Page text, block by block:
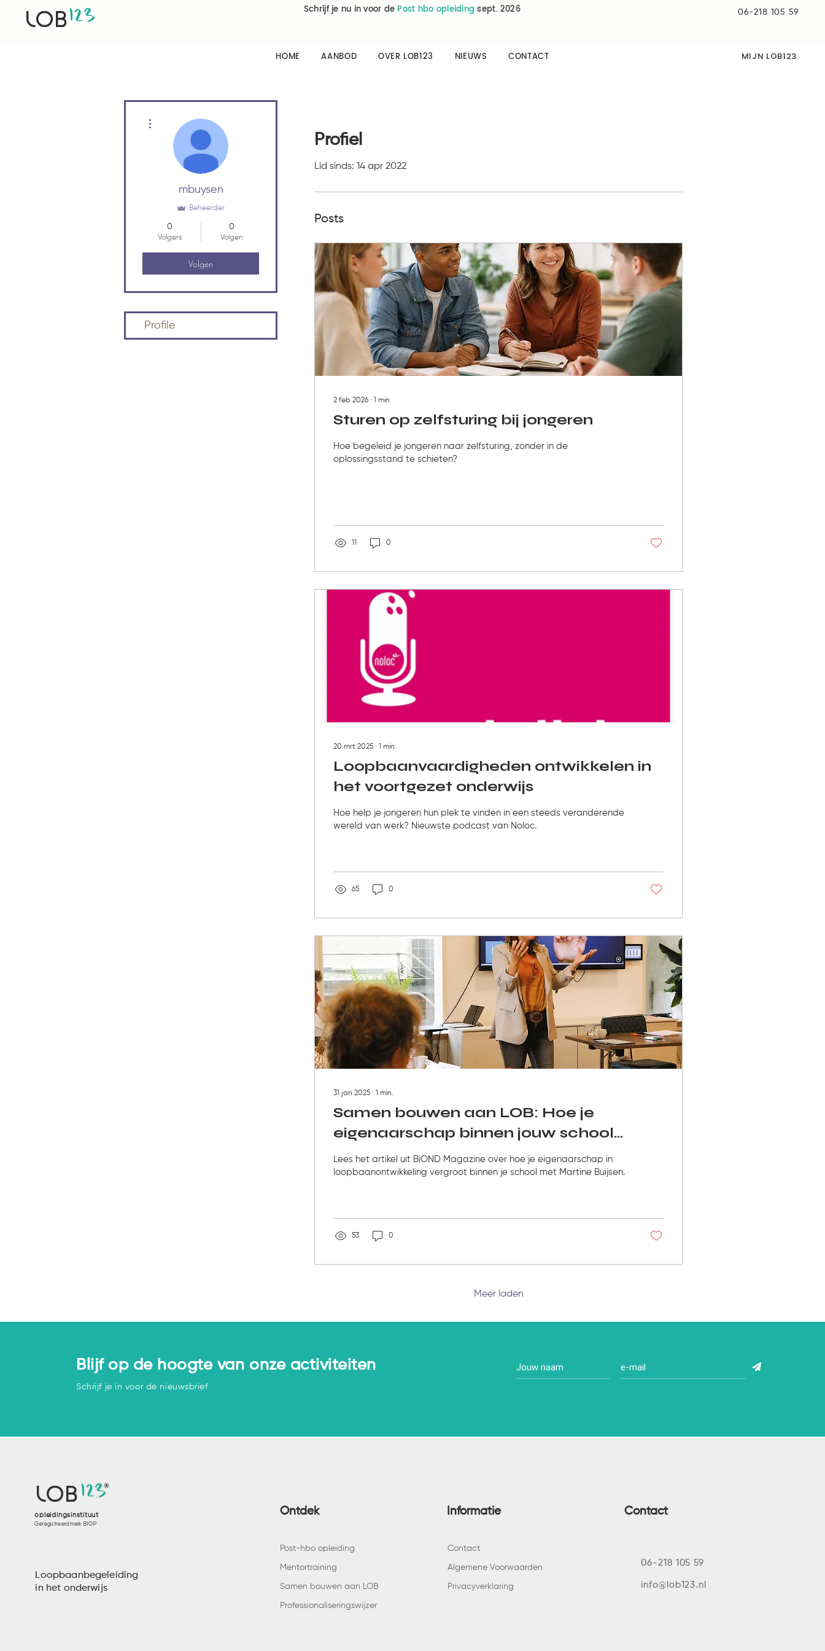
12
LOB 3 Schrijf je nu in voor de Post hbo opleiding sept. 2026 06-218 105 59
HOME AANBOD OVER LOB123 NIEUWS CONTACT MIJN LOB123
Profiel
Lid sinds: 14 apr 2022
Posts
2 feb 2026 ∙ 1 min.
Sturen op zelfsturing bij jongeren
Hoe begeleid je jongeren naar zelfsturing, zonder in de
oplossingsstand te schieten?
11 0
20 mrt 2025 ∙ 1 min.
Loopbaanvaardigheden ontwikkelen in
het voortgezet onderwijs
Hoe help je jongeren hun plek te vinden in een steeds veranderende
wereld van werk? Nieuwste podcast van Noloc.
65 0
31 jan 2025 ∙ 1 min.
Samen bouwen aan LOB: Hoe je
eigenaarschap binnen jouw school
vergroot
Lees het artikel uit BiOND Magazine over hoe je eigenaarschap in
loopbaanontwikkeling vergroot binnen je school met Martine Buijsen.
53 0
Meer laden
mbuysen
Beheerder
0
Volgers
0
Volgen
Volgen
Profile
Blijf op de hoogte van onze activiteiten
Schrijf je in voor de nieuwsbrief
12
LOB 3
opleidingsinstituut
Geregistreerd merk BIOP
Loopbaanbegeleiding
in het onderwijs
Ontdek
Post-hbo opleiding
Mentortraining
Samen bouwen aan LOB
Professionaliseringswijzer
Informatie
Contact
Algemene Voorwaarden
Privacyverklaring
Contact
06-218 105 59
info@lob123.nl